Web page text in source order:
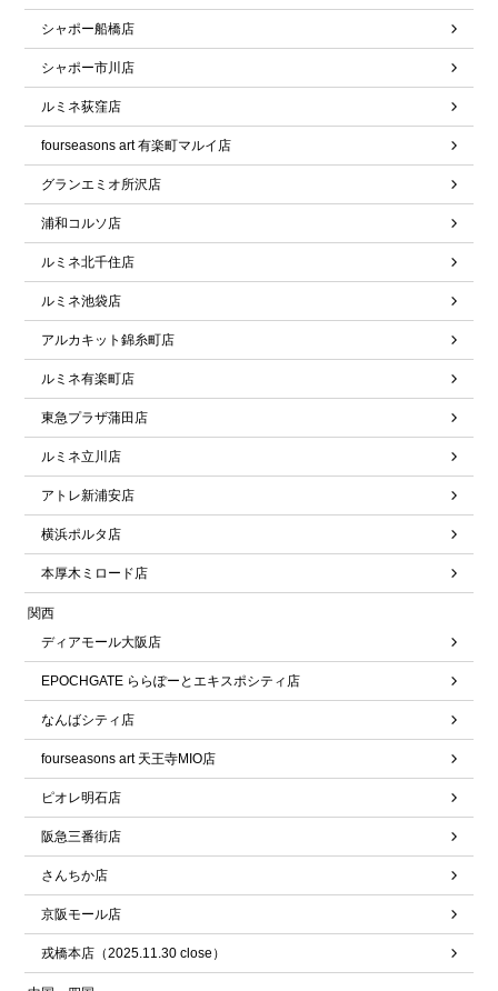
シャポー船橋店
シャポー市川店
ルミネ荻窪店
fourseasons art 有楽町マルイ店
グランエミオ所沢店
浦和コルソ店
ルミネ北千住店
ルミネ池袋店
アルカキット錦糸町店
ルミネ有楽町店
東急プラザ蒲田店
ルミネ立川店
アトレ新浦安店
横浜ポルタ店
本厚木ミロード店
関西
ディアモール大阪店
EPOCHGATE ららぽーとエキスポシティ店
なんばシティ店
fourseasons art 天王寺MIO店
ピオレ明石店
阪急三番街店
さんちか店
京阪モール店
戎橋本店（2025.11.30 close）